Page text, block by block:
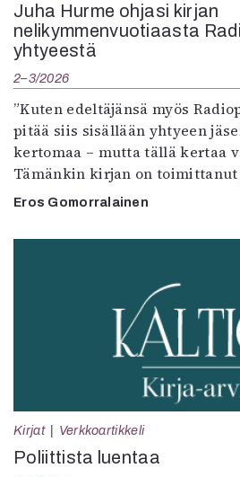
Juha Hurme ohjasi kirjan
nelikymmenvuotiaasta
yhtyeestä
2–3/2026
”Kuten edeltäjänsä myös
pitää siis sisällään yhtyeen
kertomaa – mutta tällä kertaa
Tämänkin kirjan on toimittanut
Eros Gomorralainen
Kirjat Verkkoartikkeli
Poliittista luentaa